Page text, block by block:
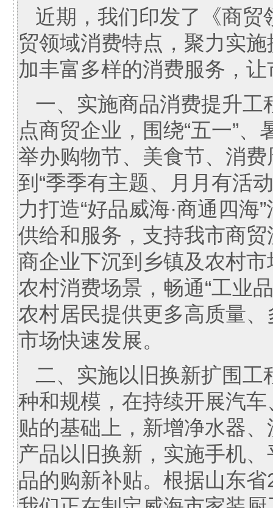
近期，我们印发了《商
贸领域消费特点，聚力实
加丰富多样的消费服务，
一、实施商品消费提升
点商贸企业，围绕“五一”
举办购物节、美食节、消
到“季季有主题、月月有活
力打造“好品威海·商通四
供给和服务，支持我市商
商企业下沉到乡镇及农村
农村消费场景，畅通“工业
农村居民提供更多高质量
市场快速发展。
二、实施以旧换新扩围
种和规模，在持续开展汽
贴的基础上，新增净水器
产品以旧换新，实施手机
品的购新补贴。根据山东